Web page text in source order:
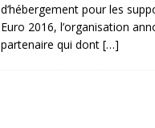
d’hébergement pour les
Euro 2016, l’organisation
partenaire qui dont […]